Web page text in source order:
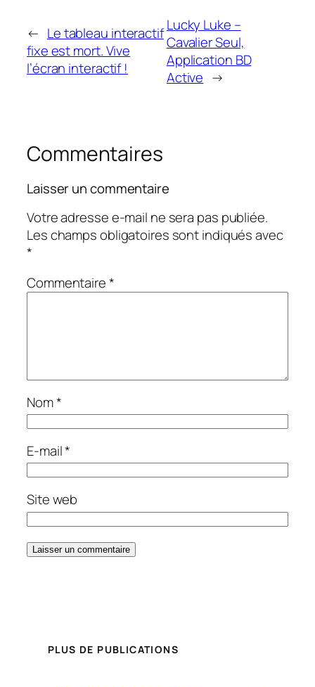
← Le tableau interactif
fixe est mort. Vive
l’écran interactif !
Lucky Luke –
Cavalier Seul,
Application BD
Active →
Commentaires
Laisser un commentaire
Votre adresse e-mail ne sera pas publiée.
Les champs obligatoires sont indiqués avec
*
Commentaire*
Nom*
E-mail*
Site web
PLUS DE PUBLICATIONS